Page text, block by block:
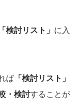
「検討リスト」 に入
ば 「検討リスト」
・検討することが